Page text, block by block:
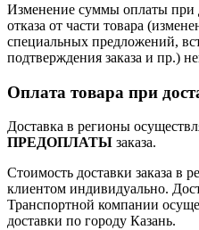
Изменение суммы оплаты при
отказа от части товара
специальных предложений,
подтверждения заказа и пр.)
Оплата товара при
Доставка в регионы
ПРЕДОПЛАТЫ заказа.
Стоимость доставки заказа в
клиентом индивидуально.
Транспортной компании
доставки по городу Казань.